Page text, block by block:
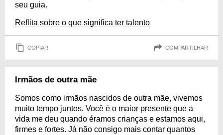
seu guia.
Reflita sobre o que significa ter talento
COPIAR COMPARTILHAR
Irmãos de outra mãe
Somos como irmãos nascidos de outra mãe, vivemos
muito tempo juntos. Você é o maior presente que a
vida me deu quando éramos crianças e estamos aqui,
firmes e fortes. Já não consigo mais contar quantos